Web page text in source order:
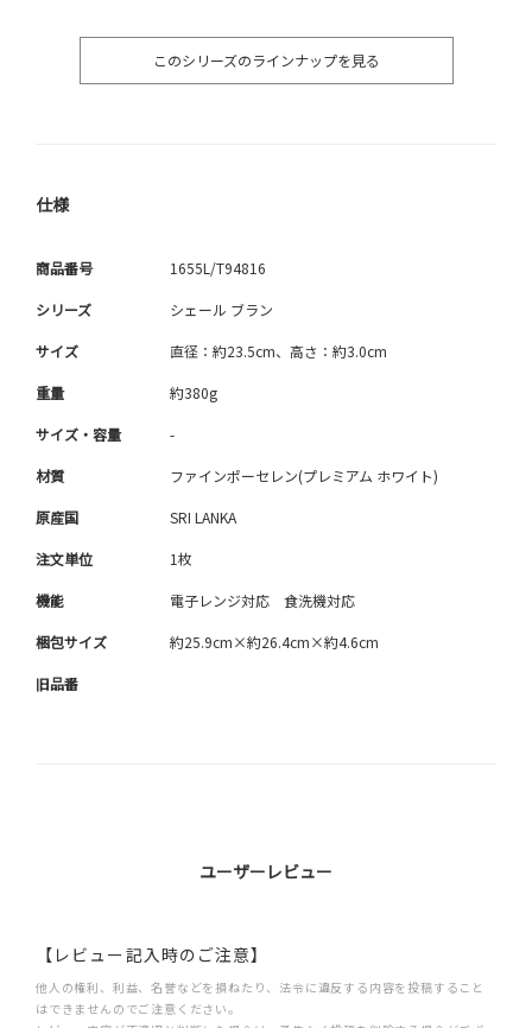
このシリーズのラインナップを見る
仕様
商品番号 1655L/T94816
シリーズ シェール ブラン
サイズ 直径：約23.5cm、高さ：約3.0cm
重量 約380g
サイズ・容量 -
材質 ファインポーセレン(プレミアム ホワイト)
原産国 SRI LANKA
注文単位 1枚
機能 電子レンジ対応 食洗機対応
梱包サイズ 約25.9cm×約26.4cm×約4.6cm
旧品番
ユーザーレビュー
【レビュー記入時のご注意】
他人の権利、利益、名誉などを損ねたり、法令に違反する内容を投稿すること
はできませんのでご注意ください。